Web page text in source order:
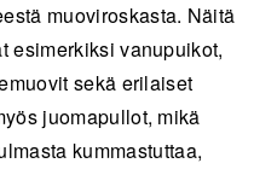
muoviroskasta. Näitä
esimerkiksi vanupuikot,
sekä erilaiset
juomapullot, mikä
kummastuttaa,